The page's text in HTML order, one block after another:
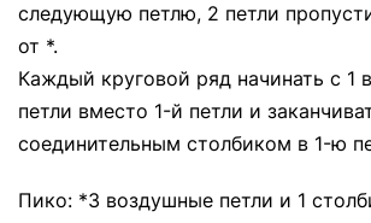
следующую петлю, 2 петли
от *.
Каждый круговой ряд начинать с 1
петли вместо 1-й петли и
соединительным столбиком в 1-ю
Пико: *3 воздушные петли и 1